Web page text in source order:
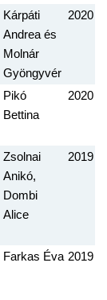
Kárpáti
Andrea és
Molnár
Gyöngyvér
2020
Pikó
Bettina
2020
Zsolnai
Anikó,
Dombi
Alice
2019
Farkas Éva 2019